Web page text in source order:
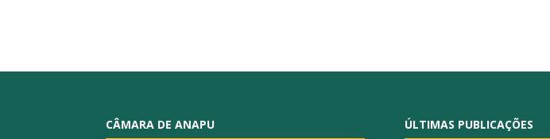
CÂMARA DE ANAPU ÚLTIMAS PUBLICAÇÕES